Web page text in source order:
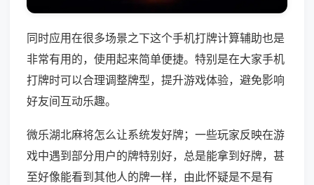
同时应用在很多场景之下这个手机打牌计算辅助也是
非常有用的，使用起来简单便捷。特别是在大家手机
打牌时可以合理调整牌型，提升游戏体验，避免影响
好友间互动乐趣。
微乐湖北麻将怎么让系统发好牌；一些玩家反映在游
戏中遇到部分用户的牌特别好，总是能拿到好牌，甚
至好像能看到其他人的牌一样，由此怀疑是不是有